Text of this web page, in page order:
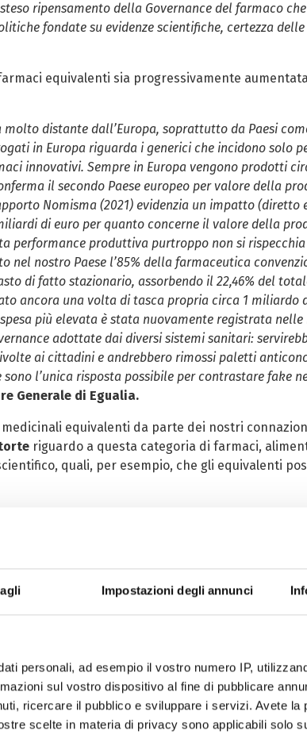
Impostazioni degli annunci
personali, ad esempio il vostro numero IP,
sul vostro dispositivo al fine di pubblicare
ricercare il pubblico e sviluppare i servizi. Avete la
scelte in materia di privacy sono applicabili solo
ripensamento della Governance del farmaco
fondate su evidenze scientifiche, certezza
equivalenti sia progressivamente
distante dall’Europa, soprattutto da Paesi
in Europa riguarda i generici che incidono solo
innovativi. Sempre in Europa vengono prodotti
il secondo Paese europeo per valore della
Nomisma (2021) evidenzia un impatto (diretto
di euro per quanto concerne il valore della
performance produttiva purtroppo non si
nel nostro Paese l’85% della farmaceutica
di fatto stazionario, assorbendo il 22,46% del
ancora una volta di tasca propria circa 1 miliardo
più elevata è stata nuovamente registrata
adottate dai diversi sistemi sanitari:
ai cittadini e andrebbero rimossi paletti
l’unica risposta possibile per contrastare fake
Generale di Egualia.
equivalenti da parte dei nostri
riguardo a questa categoria di farmaci,
quali, per esempio, che gli equivalenti
gli equivalenti siano esclusivamente
da Cittadinanzattiva, continuiamo a mettere al
di marca. Per spazzare via ulteriori dubbi e
questi seguano un processo di produzione identico
e i controlli di qualità sono i medesimi”, afferma
mercato italiano, i medicinali
come nell’uso comune parole quali “farmaci
con scarsa consapevolezza e cognizione di
Elma Researchnell’ambito di un’indagine
che ha evidenziato ambiguità semantiche del